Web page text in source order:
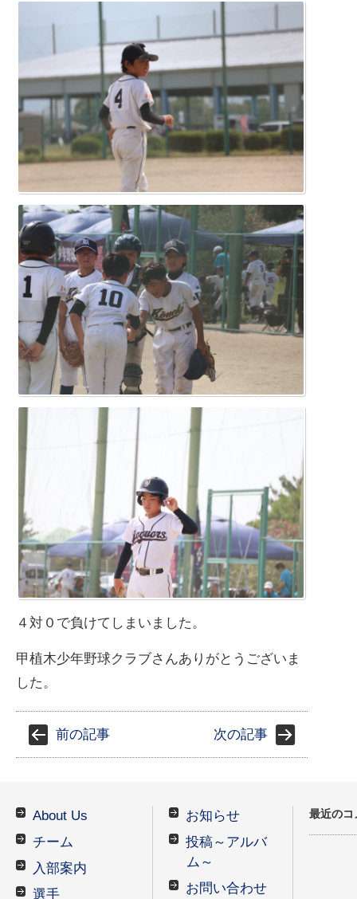
４対０で負けてしまいました。
甲植木少年野球クラブさんありがとうございま
した。
前の記事 次の記事
About Us
チーム
入部案内
選手
お知らせ
投稿～アルバ
ム～
お問い合わせ
最近のコ